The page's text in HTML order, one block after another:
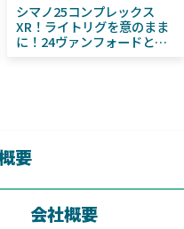
！
ふく魚
にお
シマノ25コンプレ
XR！ライトリグ
に！24ヴァンフォ
要
会社概要